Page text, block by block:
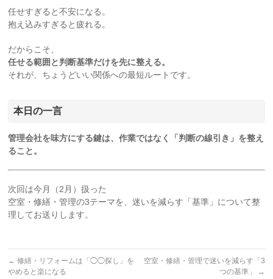
任せすぎると不安になる。
抱え込みすぎると疲れる。
だからこそ、
任せる範囲と判断基準だけを先に整える。
それが、ちょうどいい関係への最短ルートです。
本日の一言
管理会社を味方にする鍵は、作業ではなく「判断の線引き」を整え
ること。
次回は今月（2月）扱った
空室・修繕・管理の3テーマを、迷いを減らす「基準」について整
理してお送りします。
← 修繕・リフォームは「◯◯探し」を
やめると楽になる
空室・修繕・管理で迷いを減らす「3
つの基準」
→